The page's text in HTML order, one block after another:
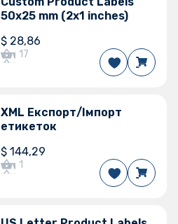
50x25 mm (2x1 inches)
$ 28,86
17
XML Експорт/Імпорт
етикеток
$ 144,29
1